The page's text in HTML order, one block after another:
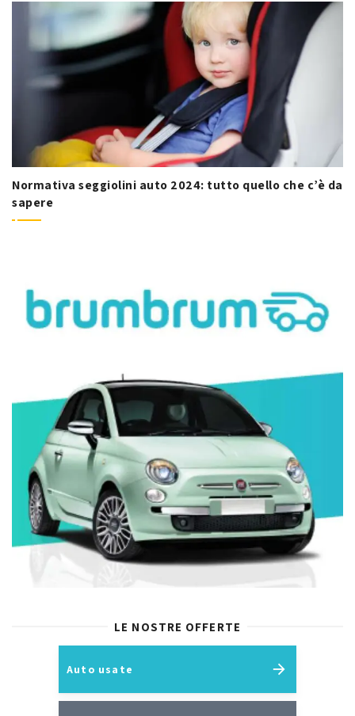
Normativa seggiolini auto 2024: tutto quello che c’è da
sapere
LE NOSTRE OFFERTE
Auto usate